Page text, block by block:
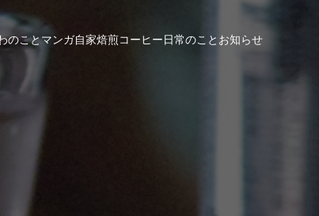
のことマンガ自家焙煎コーヒー日常のこと お知らせ